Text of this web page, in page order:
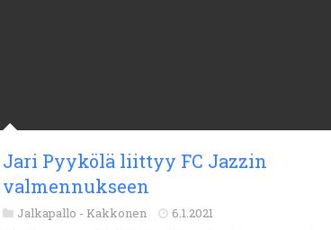
Jari Pyykölä liittyy FC Jazzin
valmennukseen
Jalkapallo - Kakkonen 6.1.2021